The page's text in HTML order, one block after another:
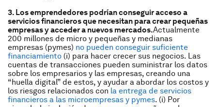
3. Los emprendedores podrían conseguir acceso a
servicios financieros que necesitan para crear pequeñas
empresas y acceder a nuevos mercados.Actualmente
200 millones de micro y pequeñas y medianas
empresas (pymes) no pueden conseguir suficiente
financiamiento (i) para hacer crecer sus negocios. Las
cuentas de transacciones pueden suministrar los datos
sobre los empresarios y las empresas, creando una
“huella digital” de estos, y ayudar a abordar los costos y
los riesgos relacionados con la entrega de servicios
financieros a las microempresas y pymes. (i) Por